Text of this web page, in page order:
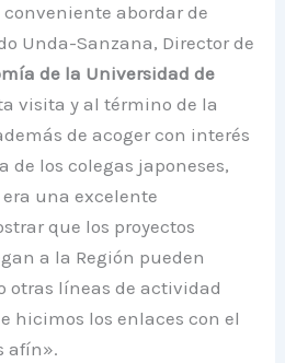
abordar de
Unda-Sanzana, Director de
de la Universidad de
visita y al término de la
de acoger con interés
de los colegas japoneses,
una excelente
que los proyectos
a la Región pueden
otras líneas de actividad
hicimos los enlaces con el
afín».